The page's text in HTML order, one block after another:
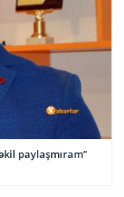
paylaşmıram”